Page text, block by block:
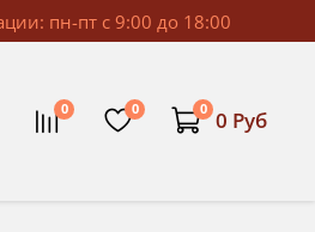
пн-пт с 9:00 до 18:00
0 0 0 0 Руб